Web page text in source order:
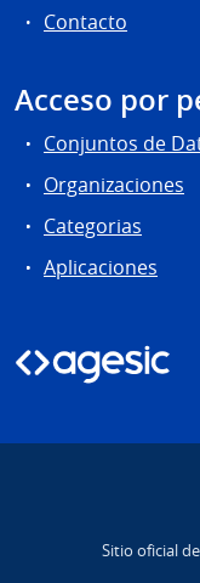
Contacto
Acceso por
Conjuntos de
Organizaciones
Categorias
Aplicaciones
Sitio oficial